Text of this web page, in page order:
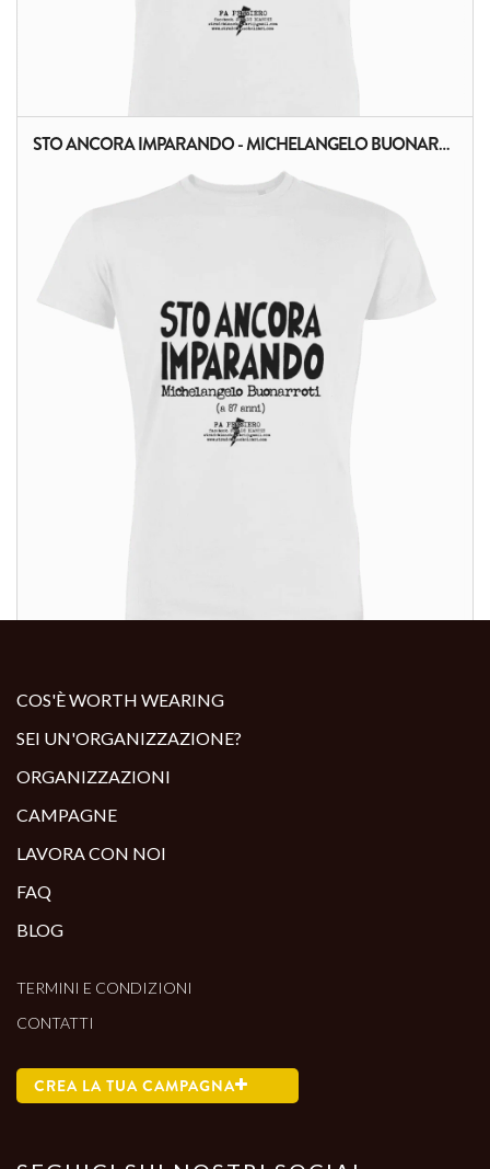
ALTRI PRODOTTI:
STO ANCORA IMPARANDO - MICHELANGELO BUONARROTI
COS'È WORTH WEARING
SEI UN'ORGANIZZAZIONE?
ORGANIZZAZIONI
CAMPAGNE
LAVORA CON NOI
FAQ
BLOG
TERMINI E CONDIZIONI
CONTATTI
CREA LA TUA CAMPAGNA